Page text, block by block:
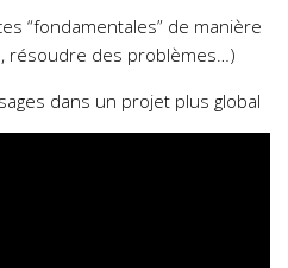
“fondamentales” de manière
résoudre des problèmes…)
dans un projet plus global